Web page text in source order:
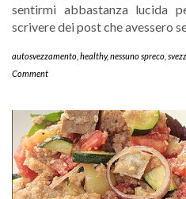
sentirmi abbastanza lucida
scrivere dei post che avessero
autosvezzamento healthy,nessuno spreco
Comment